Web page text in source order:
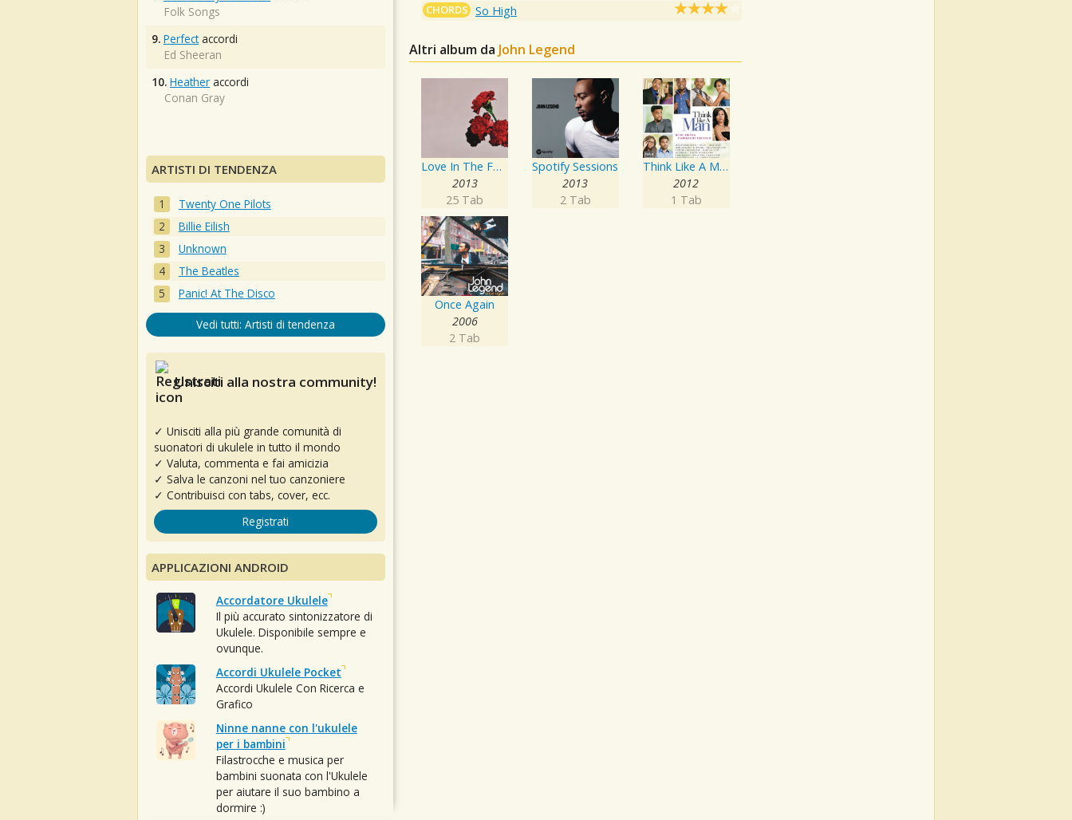
CHORDS So High
Altri album da John Legend
Love In The Future
2013
25 Tab
Spotify Sessions
2013
2 Tab
Think Like A Man - Music From & Inspired By The Film
2012
1 Tab
Once Again
2006
2 Tab
Folk Songs
9. Perfectaccordi
Ed Sheeran
10. Heather accordi
Conan Gray
ARTISTI DI TENDENZA
Twenty One Pilots
Billie Eilish
Unknown
The Beatles
Panic! At The Disco
Vedi tutti: Artisti di tendenza
Unisciti alla nostra community!
✓ Unisciti alla più grande comunità di
suonatori di ukulele in tutto il mondo
✓ Valuta, commenta e fai amicizia
✓ Salva le canzoni nel tuo canzoniere
✓ Contribuisci con tabs, cover, ecc.
Registrati
APPLICAZIONI ANDROID
Accordatore Ukulele
Il più accurato sintonizzatore di
Ukulele. Disponibile sempre e
ovunque.
Accordi Ukulele Pocket
Accordi Ukulele Con Ricerca e
Grafico
Ninne nanne con l'ukulele
per i bambini
Filastrocche e musica per
bambini suonata con l'Ukulele
per aiutare il suo bambino a
dormire :)